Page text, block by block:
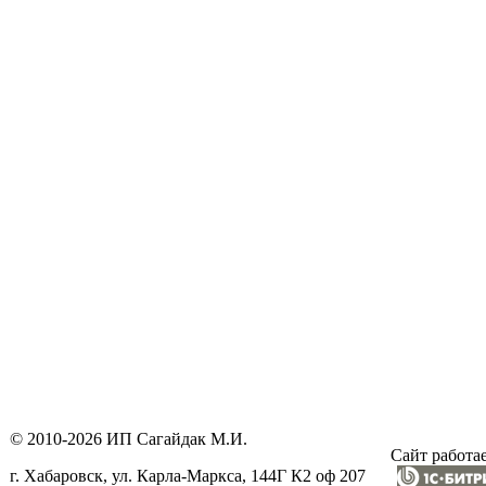
© 2010-2026 ИП Сагайдак М.И.
г. Хабаровск, ул. Карла-Маркса, 144Г К2 оф 207
Сайт